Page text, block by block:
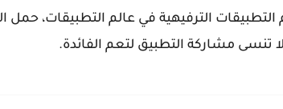
التطبيقات الترفيهية في عالم التطبيقات،
تنسى مشاركة التطبيق لتعم الفائدة.